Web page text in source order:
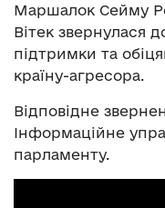
Маршалок Сейму
Вітек звернулася
підтримки та
країну-агресора.
Відповідне
Інформаційне
парламенту.